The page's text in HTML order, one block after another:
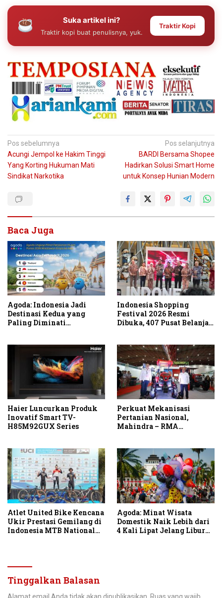
Suka artikel ini?
Traktir kopi buat penulisnya, yuk.
Traktir Kopi
Navigasi
pos
Pos sebelumnya
Acungi Jempol ke Hakim Tinggi
Yang Korting Hukuman Mati
Sindikat Narkotika
Pos selanjutnya
BARDI Bersama Shopee
Hadirkan Solusi Smart Home
untuk Konsep Hunian Modern
Baca Juga
Agoda: Indonesia Jadi
Destinasi Kedua yang
Paling Diminati
di Asia
Indonesia Shopping
Festival 2026 Resmi
Dibuka, 407 Pusat Belanja
Haier Luncurkan Produk
Inovatif Smart TV-
H85M92GUX Series
Perkuat Mekanisasi
Pertanian Nasional,
Mahindra – RMA
Tingkatkan Produktivitas
Petani Indonesia
Atlet United Bike Kencana
Ukir Prestasi Gemilang di
Indonesia MTB National
Agoda: Minat Wisata
Domestik Naik Lebih dari
4 Kali Lipat Jelang Libur
Tinggalkan Balasan
Alamat email Anda tidak akan dipublikasikan. Ruas yang wajib